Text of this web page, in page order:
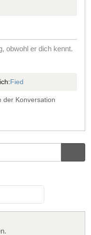
obwohl er dich kennt.
Fied
der Konversation